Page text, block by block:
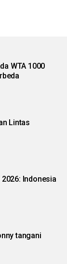
WTA 1000
Lintas
2026: Indonesia
tangani